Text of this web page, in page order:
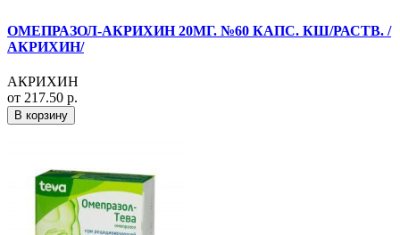
ОМЕПРАЗОЛ-АКРИХИН 20МГ. №60 КАПС. КШ/РАСТВ. /
АКРИХИН/
АКРИХИН
от 217.50 р.
В корзину